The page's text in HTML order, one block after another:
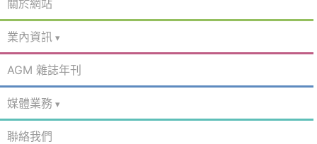
關於網站
業內資訊
AGM 雜誌年刊
媒體業務
聯絡我們